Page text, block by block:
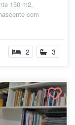
150 m2,
com
2 3